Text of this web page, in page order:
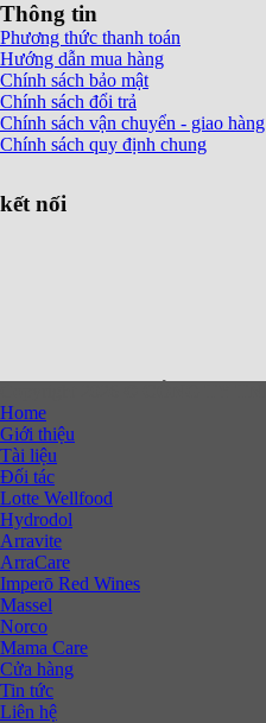
Thông tin
Phương thức thanh toán
Hướng dẫn mua hàng
Chính sách bảo mật
Chính sách đổi trả
Chính sách vận chuyển - giao hàng
Chính sách quy định chung
kết nối
Home
Giới thiệu
Tài liệu
Đối tác
Lotte Wellfood
Hydrodol
Arravite
ArraCare
Imperō Red Wines
Massel
Norco
Mama Care
Cửa hàng
Tin tức
Liên hệ